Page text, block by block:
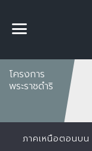
โครงการ
พระราชดำริ
ภาคเหนือตอนบน